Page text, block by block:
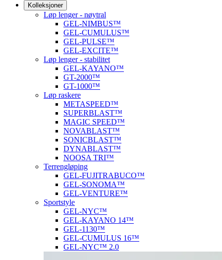
Kolleksjoner
Løp lenger - nøytral
GEL-NIMBUS™
GEL-CUMULUS™
GEL-PULSE™
GEL-EXCITE™
Løp lenger - stabilitet
GEL-KAYANO™
GT-2000™
GT-1000™
Løp raskere
METASPEED™
SUPERBLAST™
MAGIC SPEED™
NOVABLAST™
SONICBLAST™
DYNABLAST™
NOOSA TRI™
Terrengløping
GEL-FUJITRABUCO™
GEL-SONOMA™
GEL-VENTURE™
Sportstyle
GEL-NYC™
GEL-KAYANO 14™
GEL-1130™
GEL-CUMULUS 16™
GEL-NYC™ 2.0